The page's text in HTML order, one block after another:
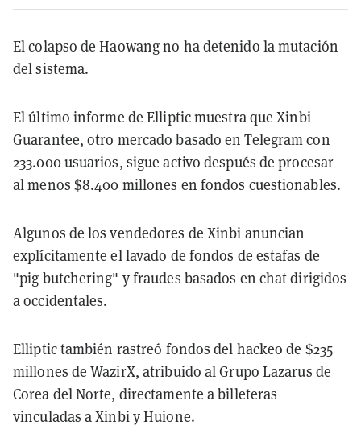
El colapso de Haowang no ha detenido la mutación
del sistema.
El último informe de Elliptic muestra que Xinbi
Guarantee, otro mercado basado en Telegram con
233.000 usuarios, sigue activo después de procesar
al menos $8.400 millones en fondos cuestionables.
Algunos de los vendedores de Xinbi anuncian
explícitamente el lavado de fondos de estafas de
"pig butchering" y fraudes basados en chat dirigidos
a occidentales.
Elliptic también rastreó fondos del hackeo de $235
millones de WazirX, atribuido al Grupo Lazarus de
Corea del Norte, directamente a billeteras
vinculadas a Xinbi y Huione.